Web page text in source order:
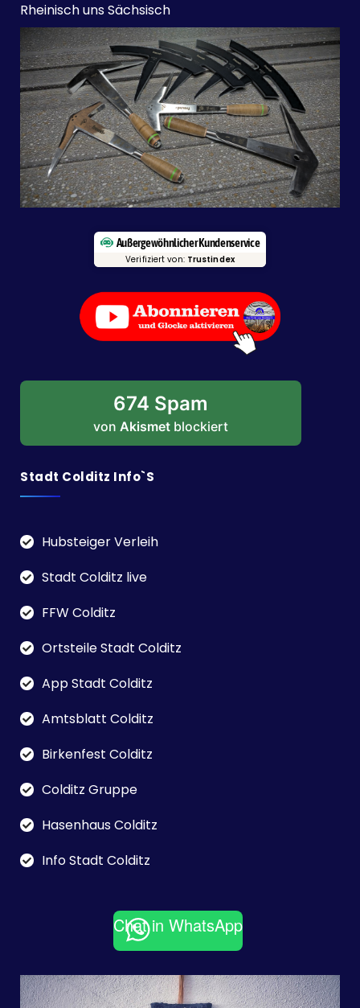
Rheinisch uns Sächsisch
Außergewöhnlicher Kundenservice
Verifiziert von: Trustindex
674 Spam
von Akismet blockiert
Stadt Colditz Info`s
Hubsteiger Verleih
Stadt Colditz live
FFW Colditz
Ortsteile Stadt Colditz
App Stadt Colditz
Amtsblatt Colditz
Birkenfest Colditz
Colditz Gruppe
Hasenhaus Colditz
Info Stadt Colditz
Chat in WhatsApp